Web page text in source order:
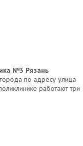
№3 Рязань
города по адресу улица
работают три